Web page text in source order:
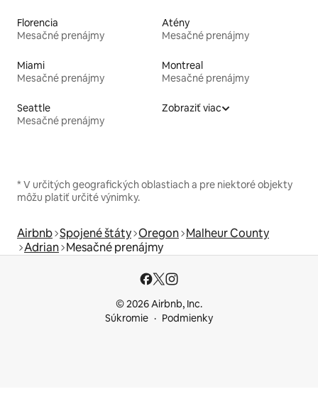
Florencia
Mesačné prenájmy
Atény
Mesačné prenájmy
Miami
Mesačné prenájmy
Montreal
Mesačné prenájmy
Seattle
Mesačné prenájmy
Zobraziť viac
* V určitých geografických oblastiach a pre niektoré objekty
môžu platiť určité výnimky.
Airbnb Spojené štáty Oregon Malheur County
Adrian Mesačné prenájmy
© 2026 Airbnb, Inc.
Súkromie
Podmienky